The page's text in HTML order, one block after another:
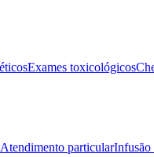
Exames toxicológicos
Atendimento particularInfusão